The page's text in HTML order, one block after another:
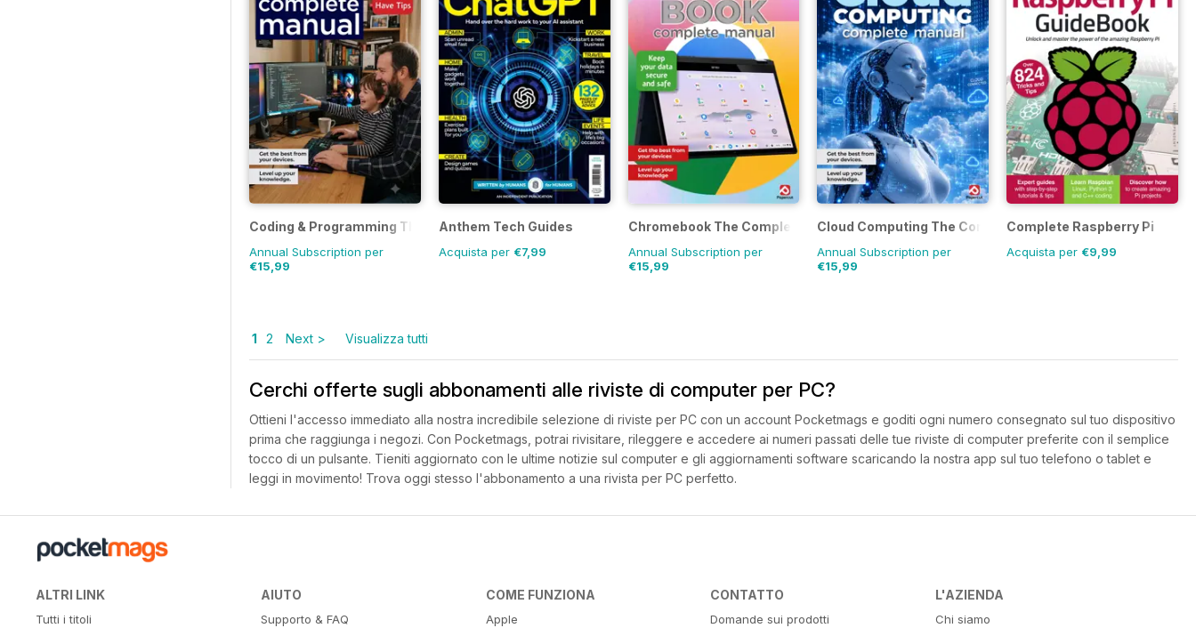
Coding & Programming The Complete Manual
Annual Subscription per
€15,99
Anthem Tech Guides
Acquista per €7,99
Chromebook The Complete Manual
Annual Subscription per
€15,99
Cloud Computing The Complete Manual
Annual Subscription per
€15,99
Complete Raspberry Pi
Acquista per €9,99
1 2 Next > Visualizza tutti
Cerchi offerte sugli abbonamenti alle riviste di computer per PC?
Ottieni l'accesso immediato alla nostra incredibile selezione di riviste per PC con un account Pocketmags e goditi ogni numero consegnato sul tuo dispositivo
prima che raggiunga i negozi. Con Pocketmags, potrai rivisitare, rileggere e accedere ai numeri passati delle tue riviste di computer preferite con il semplice
tocco di un pulsante. Tieniti aggiornato con le ultime notizie sul computer e gli aggiornamenti software scaricando la nostra app sul tuo telefono o tablet e
leggi in movimento! Trova oggi stesso l'abbonamento a una rivista per PC perfetto.
ALTRI LINK
Tutti i titoli
AIUTO
Supporto & FAQ
COME FUNZIONA
Apple
CONTATTO
Domande sui prodotti
L'AZIENDA
Chi siamo